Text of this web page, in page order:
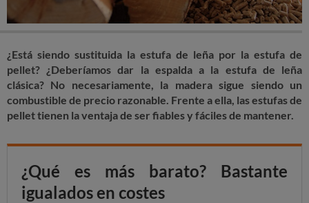
¿Está siendo sustituida la estufa de leña por la estufa de
pellet? ¿Deberíamos dar la espalda a la estufa de leña
clásica? No necesariamente, la madera sigue siendo un
combustible de precio razonable. Frente a ella, las estufas de
pellet tienen la ventaja de ser fiables y fáciles de mantener.
¿Qué es más barato? Bastante
igualados en costes